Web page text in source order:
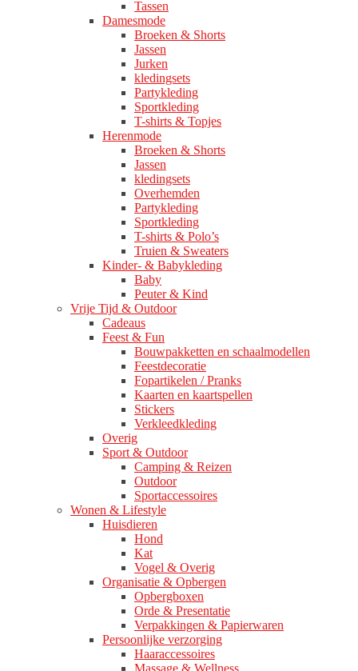
Tassen
Damesmode
Broeken & Shorts
Jassen
Jurken
kledingsets
Partykleding
Sportkleding
T-shirts & Topjes
Herenmode
Broeken & Shorts
Jassen
kledingsets
Overhemden
Partykleding
Sportkleding
T-shirts & Polo’s
Truien & Sweaters
Kinder- & Babykleding
Baby
Peuter & Kind
Vrije Tijd & Outdoor
Cadeaus
Feest & Fun
Bouwpakketten en schaalmodellen
Feestdecoratie
Fopartikelen / Pranks
Kaarten en kaartspellen
Stickers
Verkleedkleding
Overig
Sport & Outdoor
Camping & Reizen
Outdoor
Sportaccessoires
Wonen & Lifestyle
Huisdieren
Hond
Kat
Vogel & Overig
Organisatie & Opbergen
Opbergboxen
Orde & Presentatie
Verpakkingen & Papierwaren
Persoonlijke verzorging
Haaraccessoires
Massage & Wellness